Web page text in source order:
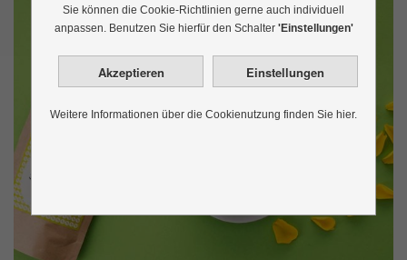
Sie können die Cookie-Richtlinien gerne auch individuell
anpassen. Benutzen Sie hierfür den Schalter 'Einstellungen'
Weitere Informationen über die Cookienutzung finden Sie hier.